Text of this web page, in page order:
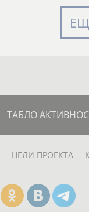
ТАБЛО
ЦЕЛИ ПРОЕКТА